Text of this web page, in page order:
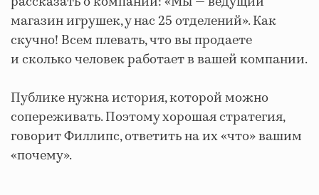
магазин игрушек, у нас 25 отделений». Как
скучно! Всем плевать, что вы продаете
и сколько человек работает в вашей компании.
Публике нужна история, которой можно
сопереживать. Поэтому хорошая стратегия,
говорит Филлипс, ответить на их «что» вашим
«почему».